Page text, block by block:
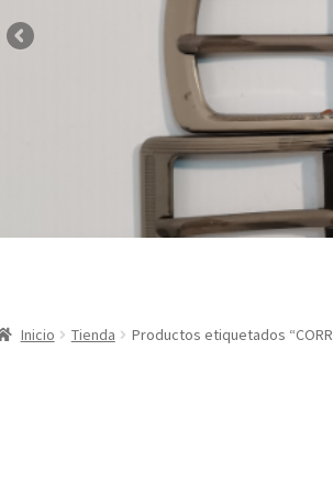
Inicio Tienda Productos etiquetados